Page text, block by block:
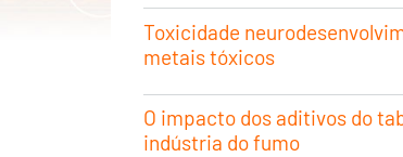
Toxicidade
metais tóxicos
O impacto dos aditivos do
indústria do fumo